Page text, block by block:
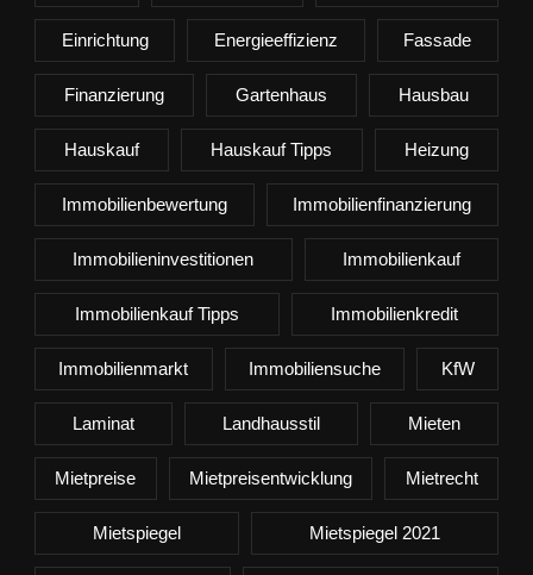
Einrichtung Energieeffizienz Fassade
Finanzierung Gartenhaus Hausbau
Hauskauf Hauskauf Tipps Heizung
Immobilienbewertung Immobilienfinanzierung
Immobilieninvestitionen Immobilienkauf
Immobilienkauf Tipps Immobilienkredit
Immobilienmarkt Immobiliensuche KfW
Laminat Landhausstil Mieten
Mietpreise Mietpreisentwicklung Mietrecht
Mietspiegel Mietspiegel 2021